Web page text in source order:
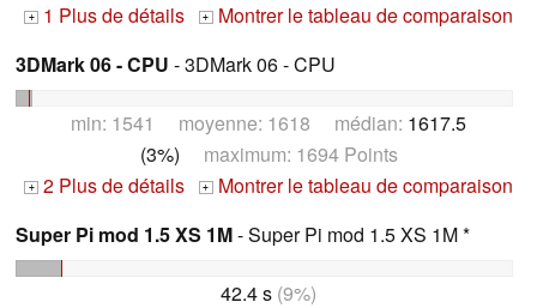
+ 1 Plus de détails + Montrer le tableau de comparaison
3DMark 06 - CPU - 3DMark 06 - CPU
min: 1541 moyenne: 1618 médian: 1617.5
(3%) maximum: 1694 Points
+ 2 Plus de détails + Montrer le tableau de comparaison
Super Pi mod 1.5 XS 1M- Super Pi mod 1.5 XS 1M *
42.4 s (9%)